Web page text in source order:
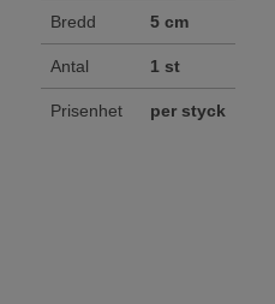
Bredd 5 cm
Antal 1 st
Prisenhet
per styck